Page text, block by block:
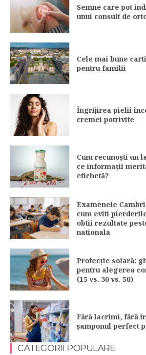
Semne care pot
unui consult de
Cele mai bune
pentru familii
Îngrijirea pielii
cremei potrivite
Cum recunoști un
ce informații
etichetă?
Examenele
cum eviti
obtii rezultate
nationala
Protecție solară:
pentru alegerea
(15 vs. 30 vs. 50)
Fără lacrimi, fără
șamponul perfect
CATEGORII POPULARE